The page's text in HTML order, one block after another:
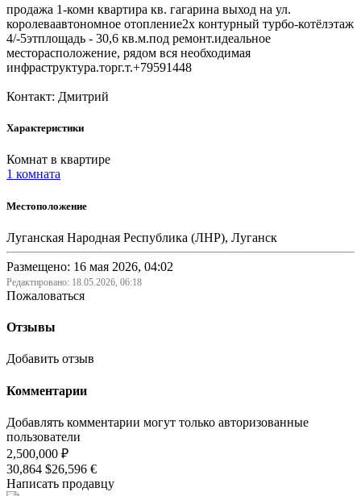
продажа 1-комн квартира кв. гагарина выход на ул.
королеваавтономное отопление2х контурный турбо-котёлэтаж
4/-5этплощадь - 30,6 кв.м.под ремонт.идеальное
месторасположение, рядом вся необходимая
инфраструктура.торг.т.+79591448
Контакт: Дмитрий
Характеристики
Комнат в квартире
1 комната
Местоположение
Луганская Народная Республика (ЛНР), Луганск
Размещено: 16 мая 2026, 04:02
Редактировано: 18.05.2026, 06:18
Пожаловаться
Отзывы
Добавить отзыв
Комментарии
Добавлять комментарии могут только авторизованные
пользователи
2,500,000 ₽
30,864 $26,596 €
Написать продавцу